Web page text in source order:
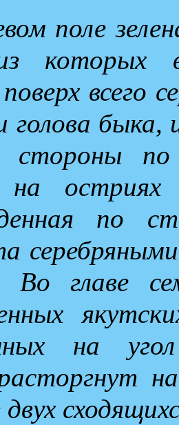
поле
которых
всего
голова быка,
по
остриях
по
Во главе
на
двух